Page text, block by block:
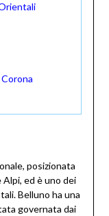
posizionata
Alpi, ed è uno dei
Belluno ha una
governata dai